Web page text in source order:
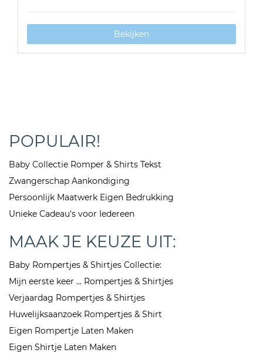
Bekijken
POPULAIR!
Baby Collectie Romper & Shirts Tekst
Zwangerschap Aankondiging
Persoonlijk Maatwerk Eigen Bedrukking
Unieke Cadeau's voor Iedereen
MAAK JE KEUZE UIT:
Baby Rompertjes & Shirtjes Collectie:
Mijn eerste keer ... Rompertjes & Shirtjes
Verjaardag Rompertjes & Shirtjes
Huwelijksaanzoek Rompertjes & Shirt
Eigen Rompertje Laten Maken
Eigen Shirtje Laten Maken